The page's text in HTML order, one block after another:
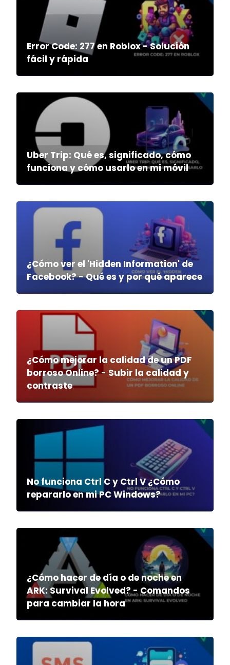
Error Code: 277 en Roblox - Solución
fácil y rápida
Uber Trip: Qué es, significado, cómo
funciona y cómo usarlo en mi móvil
¿Cómo ver el 'Hidden Information' de
Facebook? - Qué es y por qué aparece
¿Cómo mejorar la calidad de un PDF
borroso Online? - Subir la calidad y
contraste
No funciona Ctrl C y Ctrl V ¿Cómo
repararlo en mi PC Windows?
¿Cómo hacer de día o de noche en
ARK: Survival Evolved? - Comandos
para cambiar la hora